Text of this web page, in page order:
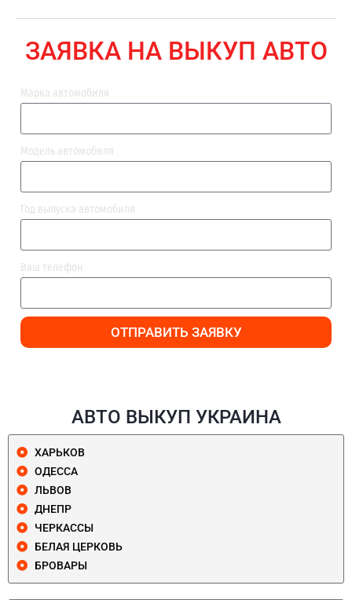
ЗАЯВКА НА ВЫКУП АВТО
Марка автомобиля
Модель автомобиля
Год выпуска автомобиля
Ваш телефон
ОТПРАВИТЬ ЗАЯВКУ
АВТО ВЫКУП УКРАИНА
ХАРЬКОВ
ОДЕССА
ЛЬВОВ
ДНЕПР
ЧЕРКАССЫ
БЕЛАЯ ЦЕРКОВЬ
БРОВАРЫ